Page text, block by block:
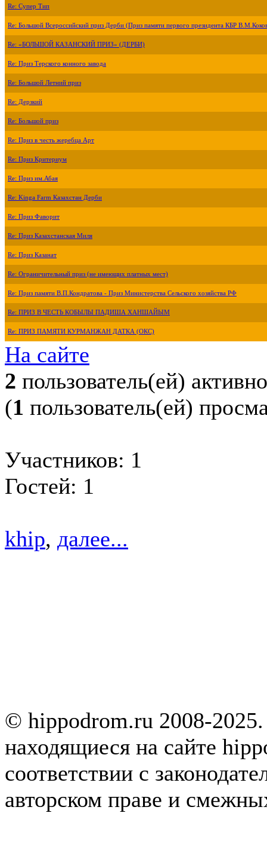
Re: Супер Тип
Re: Большой Всероссийский приз Дерби (Приз памяти первого президента КБР
Re: «БОЛЬШОЙ КАЗАНСКИЙ ПРИЗ» (ДЕРБИ)
Re: Приз Терского конного завода
Re: Большой Летний приз
Re: Дерзкий
Re: Большой приз
Re: Приз в честь жеребца Арт
Re: Приз Критериум
Re: Приз им.Абая
Re: Kinga Farm Казахстан Дерби
Re: Приз Фаворит
Re: Приз Казахстанская Миля
Re: Приз Казанат
Re: Ограничительный приз (не имеющих платных мест)
Re: Приз памяти В.П.Кондратова - Приз Министерства Сельского хозяйства РФ
Re: ПРИЗ В ЧЕСТЬ КОБЫЛЫ ПАДИША ХАНШАЙЫМ
Re: ПРИЗ ПАМЯТИ КУРМАНЖАН ДАТКА (ОКС)
На сайте
2 пользователь(ей) активно
(1 пользователь(ей)
Участников: 1
Гостей: 1
khip, далее...
© hippodrom.ru 2008-
находящиеся на сайте
соответствии с
авторском праве и